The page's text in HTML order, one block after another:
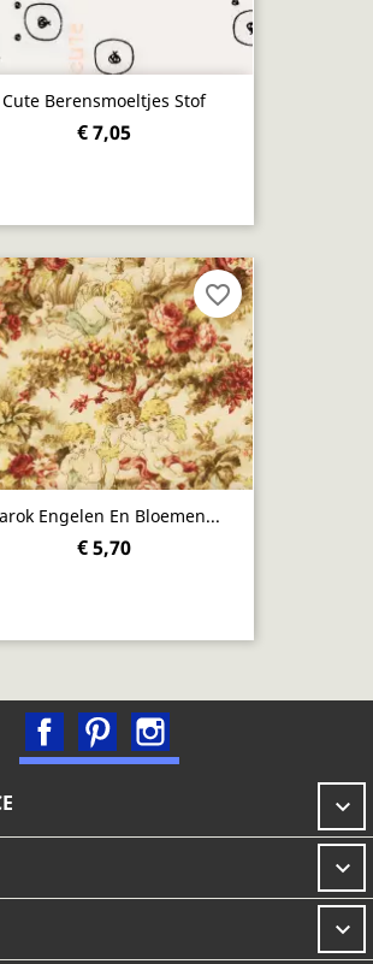
Cute Berensmoeltjes Stof
€ 7,05
Engelen En Bloemen...
€ 5,70
favorite_border
FacebookPinterest


